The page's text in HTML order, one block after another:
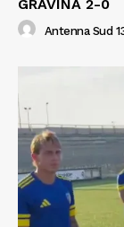
GRAVINA 2-0
Antenna Sud